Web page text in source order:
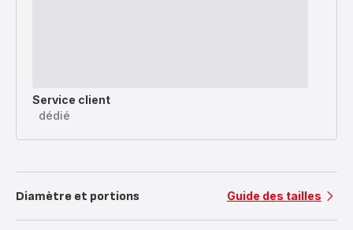
Service client
dédié
Diamètre et portions Guide des tailles